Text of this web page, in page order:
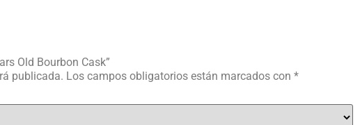
Old Bourbon Cask”
publicada. Los campos obligatorios están marcados con *